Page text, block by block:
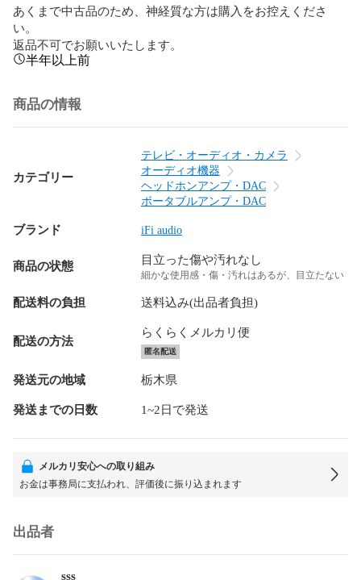
あくまで中古品のため、神経質な方は購入をお控えくださ
い。
返品不可でお願いいたします。
半年以上前
商品の情報
カテゴリー
テレビ・オーディオ・カメラ
オーディオ機器
ヘッドホンアンプ・DAC
ポータブルアンプ・DAC
ブランド iFi audio
商品の状態 目立った傷や汚れなし
細かな使用感・傷・汚れはあるが、目立たない
配送料の負担 送料込み(出品者負担)
配送の方法
らくらくメルカリ便
匿名配送
発送元の地域 栃木県
発送までの日数 1~2日で発送
メルカリ安心への取り組み
お金は事務局に支払われ、評価後に振り込まれます
出品者
sss